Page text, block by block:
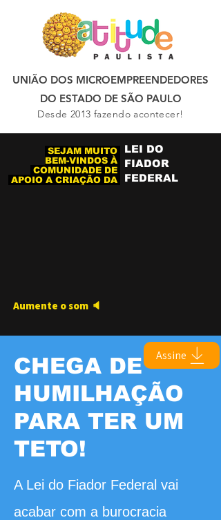
UNIÃO DOS MICROEMPREENDEDORES
DO ESTADO DE SÃO PAULO
Desde 2013 fazendo acontecer!
SEJAM MUITO
BEM-VINDOS À
COMUNIDADE DE
APOIO A CRIAÇÃO DA
LEI DO
FIADOR
FEDERAL
Aumente o som 🔈
CHEGA DE
HUMILHAÇÃO
PARA TER UM
TETO!
Assine
A Lei do Fiador Federal vai
acabar com a burocracia